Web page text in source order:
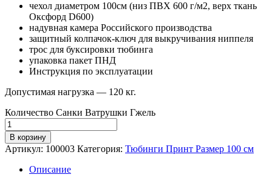
чехол диаметром 100см (низ ПВХ 600 г/м2, верх ткань
Оксфорд D600)
надувная камера Российского производства
защитный колпачок-ключ для выкручивания ниппеля
трос для буксировки тюбинга
упаковка пакет ПНД
Инструкция по эксплуатации
Допустимая нагрузка — 120 кг.
Количество Санки Ватрушки Гжель
В корзину
Артикул: 100003 Категория: Тюбинги Принт Размер 100 см
Описание